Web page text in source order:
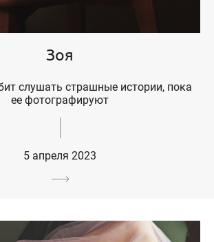
Зоя
слушать страшные истории, пока
ее фотографируют
5 апреля 2023